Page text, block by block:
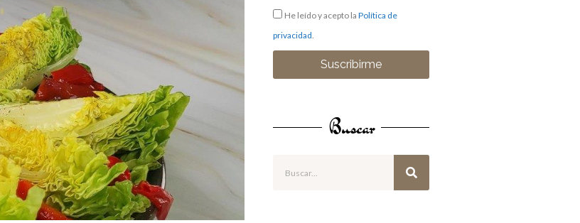
He leído y acepto la Política de
privacidad.
Suscribirme
Buscar